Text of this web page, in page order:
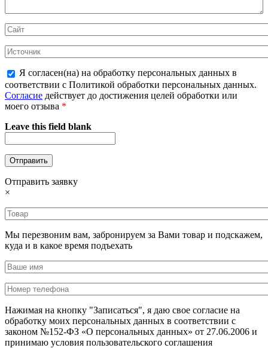
Я согласен(на) на обработку персональных данных в
соответствии с Политикой обработки персональных данных.
Согласие действует до достижения целей обработки или
моего отзыва *
Leave this field blank
Отправить заявку
×
Мы перезвоним вам, забронируем за Вами товар и подскажем,
куда и в какое время подъехать
Нажимая на кнопку "Записаться", я даю свое согласие на
обработку моих персональных данных в соответствии с
законом №152-ФЗ «О персональных данных» от 27.06.2006 и
принимаю условия пользовательского соглашения